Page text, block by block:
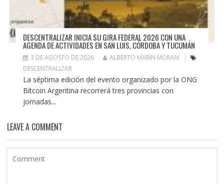
DESCENTRALIZAR INICIA SU GIRA FEDERAL 2026 CON UNA
AGENDA DE ACTIVIDADES EN SAN LUIS, CÓRDOBA Y TUCUMÁN
3 DE AGOSTO DE 2026
ALBERTO MARIN MORAN
DESCENTRALIZAR
La séptima edición del evento organizado por la ONG
Bitcoin Argentina recorrerá tres provincias con
jornadas...
LEAVE A COMMENT